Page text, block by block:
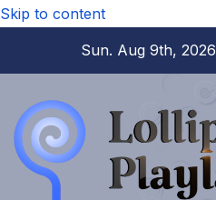
Skip to content
Sun. Aug 9th, 2026